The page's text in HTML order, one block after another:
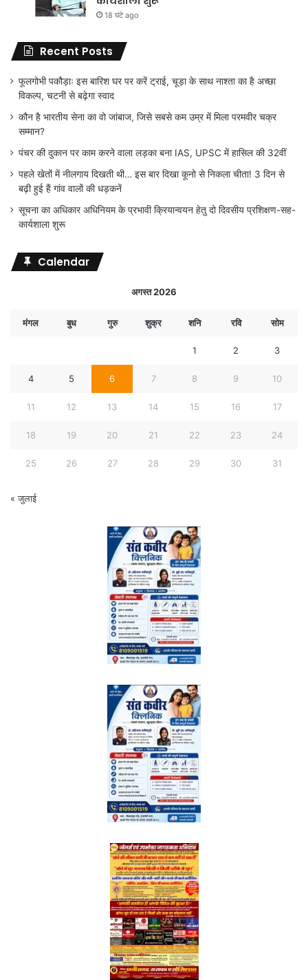
18 घंटे ago
Recent Posts
फूलगोभी पकौड़ाः इस बारिश घर पर करें ट्राई, चूड़ा के साथ नाश्ता का है अच्छा
विकल्प, चटनी से बढ़ेगा स्वाद
कौन है भारतीय सेना का वो जांबाज, जिसे सबसे कम उम्र में मिला परमवीर चक्र
सम्मान?
पंचर की दुकान पर काम करने वाला लड़का बना IAS, UPSC में हासिल की 32वीं
पहले खेतों में नीलगाय दिखती थी… इस बार दिखा कूनो से निकला चीता! 3 दिन से
बढ़ी हुई हैं गांव वालों की धड़कनें
सूचना का अधिकार अधिनियम के प्रभावी क्रियान्वयन हेतु दो दिवसीय प्रशिक्षण-सह-
कार्यशाला शुरू
Calendar
अगस्त 2026
मंगल बुध गुरु शुक्र शनि रवि सोम
1 2 3
4 5 6 7 8 9 10
11 12 13 14 15 16 17
18 19 20 21 22 23 24
25 26 27 28 29 30 31
« जुलाई